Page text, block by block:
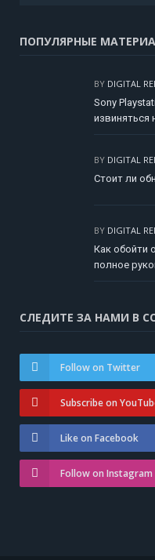
ПОПУЛЯРНЫЕ
BY DIGITAL
Sony
извиняться
BY DIGITAL
Стоит ли
BY DIGITAL
Как обойти
полное
СЛЕДИТЕ ЗА НАМИ В
Follow on Twitter
Subscribe on
Like on Facebook
Follow on Instagram